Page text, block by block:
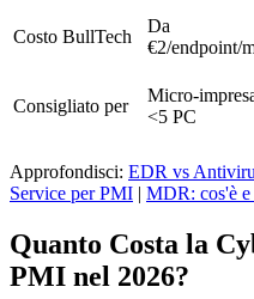
Costo BullTech
Da
€2/endpoint/
Consigliato per
Micro-
<5 PC
Approfondisci: EDR vs
Service per PMI | MDR: cos'è
Quanto Costa la
PMI nel 2026?